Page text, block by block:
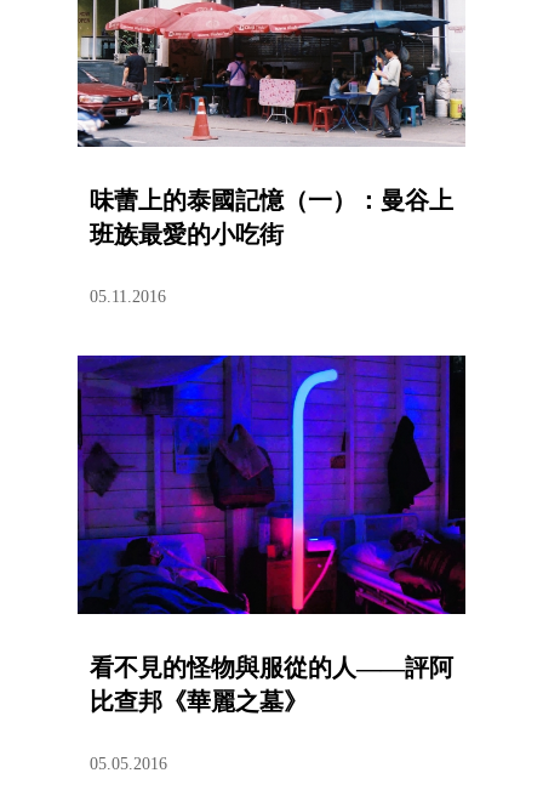
味蕾上的泰國記憶（一）：曼谷上
班族最愛的小吃街
05.11.2016
看不見的怪物與服從的人——評阿
比查邦《華麗之墓》
05.05.2016